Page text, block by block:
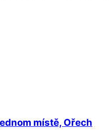
místě, Ořech